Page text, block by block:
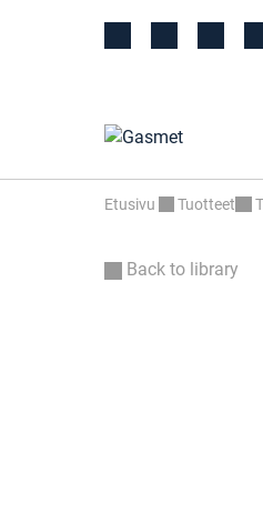
Etusivu Tuotteet
Back to library